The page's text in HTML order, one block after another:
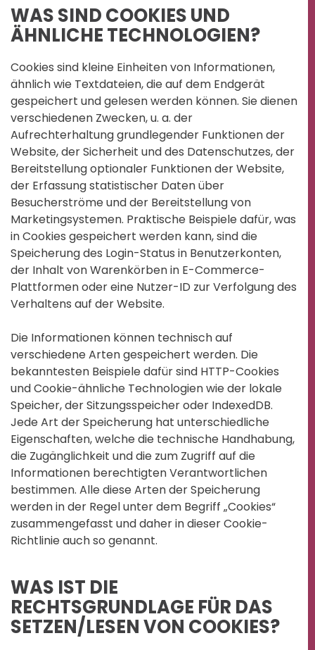
WAS SIND COOKIES UND
ÄHNLICHE TECHNOLOGIEN?
Cookies sind kleine Einheiten von Informationen,
ähnlich wie Textdateien, die auf dem Endgerät
gespeichert und gelesen werden können. Sie dienen
verschiedenen Zwecken, u. a. der
Aufrechterhaltung grundlegender Funktionen der
Website, der Sicherheit und des Datenschutzes, der
Bereitstellung optionaler Funktionen der Website,
der Erfassung statistischer Daten über
Besucherströme und der Bereitstellung von
Marketingsystemen. Praktische Beispiele dafür, was
in Cookies gespeichert werden kann, sind die
Speicherung des Login-Status in Benutzerkonten,
der Inhalt von Warenkörben in E-Commerce-
Plattformen oder eine Nutzer-ID zur Verfolgung des
Verhaltens auf der Website.
Die Informationen können technisch auf
verschiedene Arten gespeichert werden. Die
bekanntesten Beispiele dafür sind HTTP-Cookies
und Cookie-ähnliche Technologien wie der lokale
Speicher, der Sitzungsspeicher oder IndexedDB.
Jede Art der Speicherung hat unterschiedliche
Eigenschaften, welche die technische Handhabung,
die Zugänglichkeit und die zum Zugriff auf die
Informationen berechtigten Verantwortlichen
bestimmen. Alle diese Arten der Speicherung
werden in der Regel unter dem Begriff „Cookies“
zusammengefasst und daher in dieser Cookie-
Richtlinie auch so genannt.
WAS IST DIE
RECHTSGRUNDLAGE FÜR DAS
SETZEN/LESEN VON COOKIES?